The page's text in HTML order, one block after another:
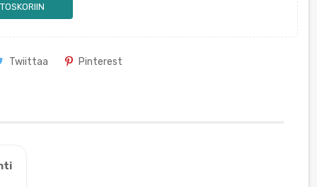
Twiittaa Pinterest